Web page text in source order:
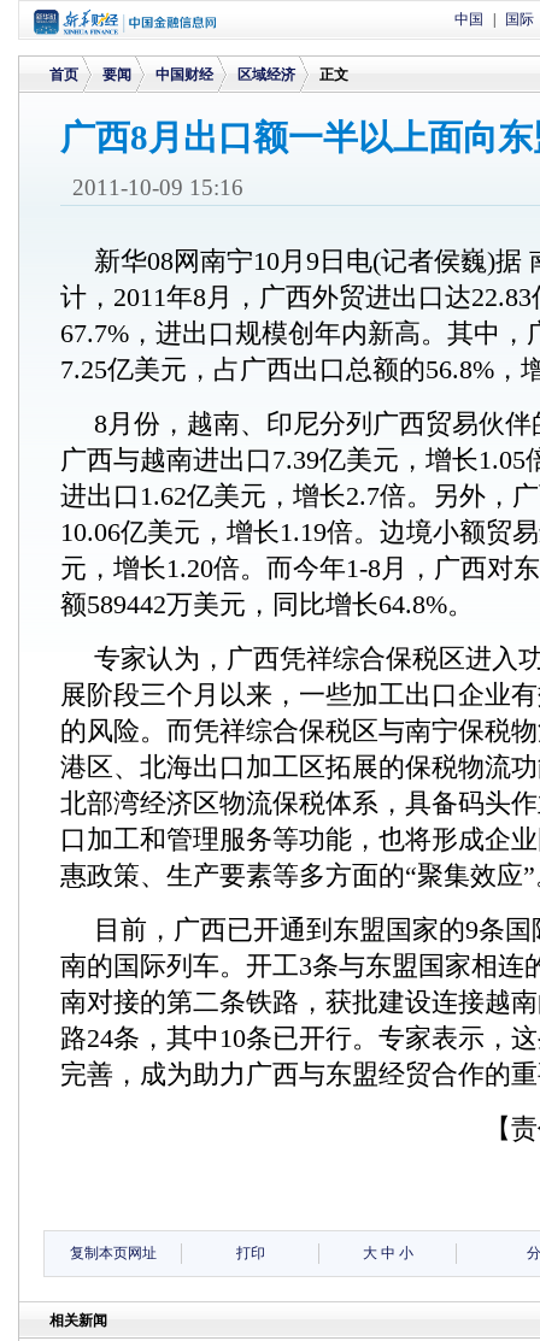
中国 国际
首页
>
要闻
>
中国财经 区域经济 正文
广西8月出口额一半以上面向
2011-10-09 15:16
新华08网南宁10月9日电(记者侯巍)据
计，2011年8月，广西外贸进出口达
67.7%，进出口规模创年内新高。其中，
7.25亿美元，占广西出口总额的56.8%，
8月份，越南、印尼分列广西贸易伙
广西与越南进出口7.39亿美元，增长1.05
进出口1.62亿美元，增长2.7倍。另外，
10.06亿美元，增长1.19倍。边境小额贸
元，增长1.20倍。而今年1-8月，广西对
额589442万美元，同比增长64.8%。
专家认为，广西凭祥综合保税区进入
展阶段三个月以来，一些加工出口企业
的风险。而凭祥综合保税区与南宁保税
港区、北海出口加工区拓展的保税物流
北部湾经济区物流保税体系，具备码头
口加工和管理服务等功能，也将形成企
惠政策、生产要素等多方面的“聚集效应
目前，广西已开通到东盟国家的9条
南的国际列车。开工3条与东盟国家相连
南对接的第二条铁路，获批建设连接越
路24条，其中10条已开行。专家表示，
完善，成为助力广西与东盟经贸合作的
【
复制本页网址 打印 大 中 小
相关新闻